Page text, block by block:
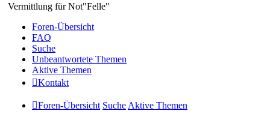
Vermittlung für Not"Felle"
Foren-Übersicht
FAQ
Suche
Unbeantwortete Themen
Aktive Themen
Kontakt
Foren-Übersicht Suche Aktive Themen